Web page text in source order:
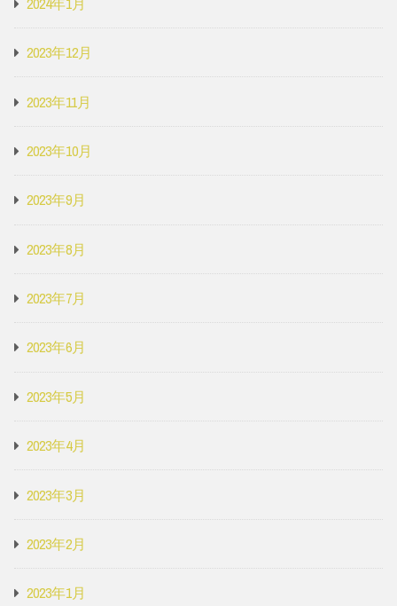
2023年12月
2023年11月
2023年10月
2023年9月
2023年8月
2023年7月
2023年6月
2023年5月
2023年4月
2023年3月
2023年2月
2023年1月